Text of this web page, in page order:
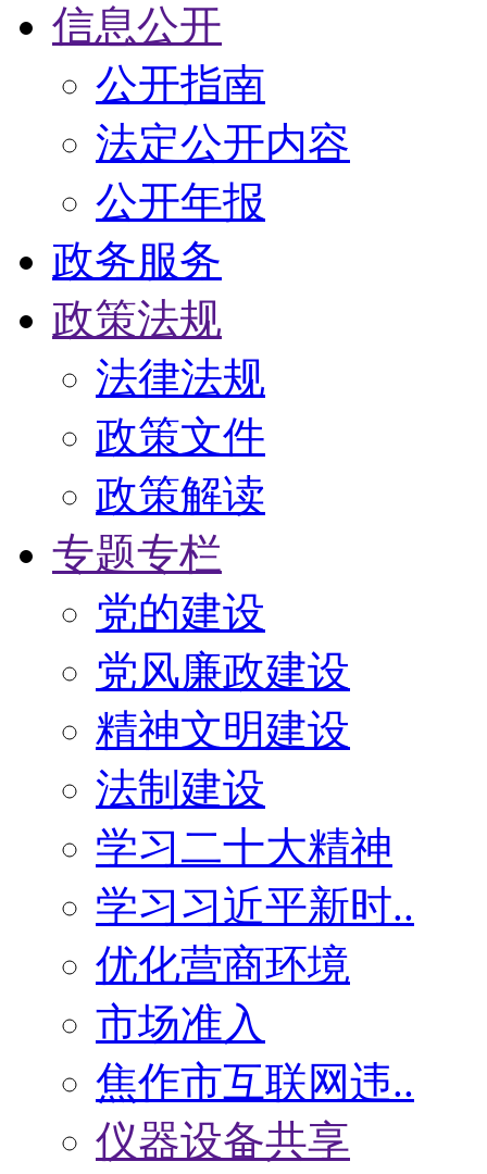
信息公开
公开指南
法定公开内容
公开年报
政务服务
政策法规
法律法规
政策文件
政策解读
专题专栏
党的建设
党风廉政建设
精神文明建设
法制建设
学习二十大精神
学习习近平新时..
优化营商环境
市场准入
焦作市互联网违..
仪器设备共享